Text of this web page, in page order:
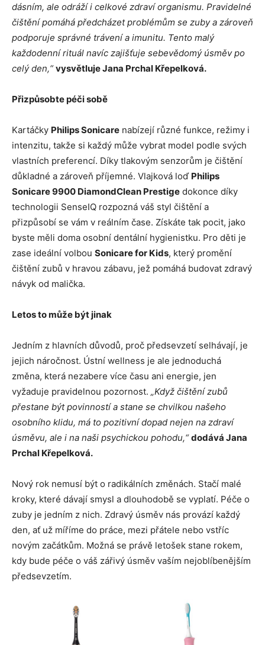
dásním, ale odráží i celkové zdraví organismu. Pravidelné
čištění pomáhá předcházet problémům se zuby a zároveň
podporuje správné trávení a imunitu. Tento malý
každodenní rituál navíc zajišťuje sebevědomý úsměv po
celý den,“ vysvětluje Jana Prchal Křepelková.
Přizpůsobte péči sobě
Kartáčky Philips Sonicare nabízejí různé funkce, režimy i
intenzitu, takže si každý může vybrat model podle svých
vlastních preferencí. Díky tlakovým senzorům je čištění
důkladné a zároveň příjemné. Vlajková loď Philips
Sonicare 9900 DiamondClean Prestige dokonce díky
technologii SenseIQ rozpozná váš styl čištění a
přizpůsobí se vám v reálním čase. Získáte tak pocit, jako
byste měli doma osobní dentální hygienistku. Pro děti je
zase ideální volbou Sonicare for Kids, který promění
čištění zubů v hravou zábavu, jež pomáhá budovat zdravý
návyk od malička.
Letos to může být jinak
Jedním z hlavních důvodů, proč předsevzetí selhávají, je
jejich náročnost. Ústní wellness je ale jednoduchá
změna, která nezabere více času ani energie, jen
vyžaduje pravidelnou pozornost. „Když čištění zubů
přestane být povinností a stane se chvilkou našeho
osobního klidu, má to pozitivní dopad nejen na zdraví
úsměvu, ale i na naši psychickou pohodu,“ dodává Jana
Prchal Křepelková.
Nový rok nemusí být o radikálních změnách. Stačí malé
kroky, které dávají smysl a dlouhodobě se vyplatí. Péče o
zuby je jedním z nich. Zdravý úsměv nás provází každý
den, ať už míříme do práce, mezi přátele nebo vstříc
novým začátkům. Možná se právě letošek stane rokem,
kdy bude péče o váš zářivý úsměv vaším nejoblíbenějším
předsevzetím.